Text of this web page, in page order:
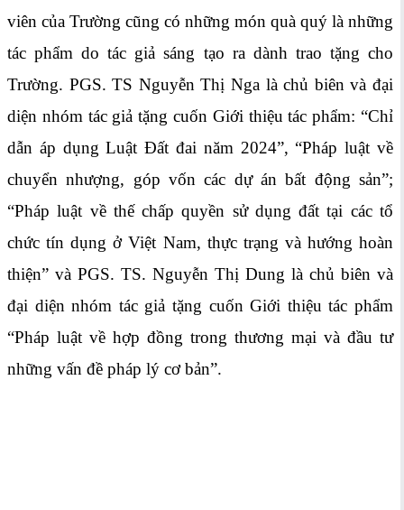
viên của Trường cũng có những món quà quý là những
tác phẩm do tác giả sáng tạo ra dành trao tặng cho
Trường. PGS. TS Nguyễn Thị Nga là chủ biên và đại
diện nhóm tác giả tặng cuốn Giới thiệu tác phẩm: “Chỉ
dẫn áp dụng Luật Đất đai năm 2024”, “Pháp luật về
chuyển nhượng, góp vốn các dự án bất động sản”;
“Pháp luật về thế chấp quyền sử dụng đất tại các tổ
chức tín dụng ở Việt Nam, thực trạng và hướng hoàn
thiện” và PGS. TS. Nguyễn Thị Dung là chủ biên và
đại diện nhóm tác giả tặng cuốn Giới thiệu tác phẩm
“Pháp luật về hợp đồng trong thương mại và đầu tư
những vấn đề pháp lý cơ bản”.